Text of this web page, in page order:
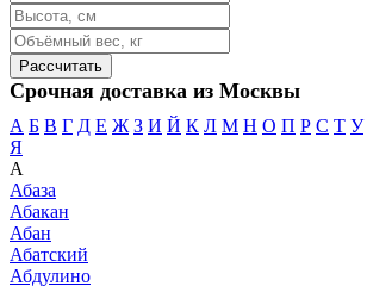
Срочная доставка из Москвы
А Б В Г Д Е Ж З И Й К Л М Н О П Р С Т У
Я
А
Абаза
Абакан
Абан
Абатский
Абдулино